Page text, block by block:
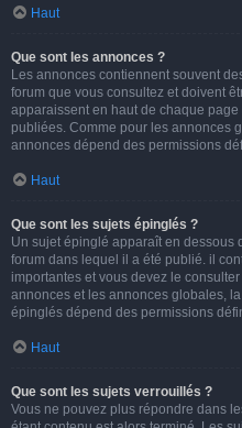
Haut
Que sont les annonces ?
Les annonces contiennent souvent
forum que vous consultez et doivent
apparaissent en haut de chaque
publiées. Comme pour les annonces
annonces dépend des permissions
Haut
Que sont les sujets épinglés ?
Un sujet épinglé apparaît en dessous
forum dans lequel il a été publié. il
importantes et vous devez le
annonces et les annonces globales,
épinglés dépend des permissions
Haut
Que sont les sujets verrouillés ?
Vous ne pouvez plus répondre dans